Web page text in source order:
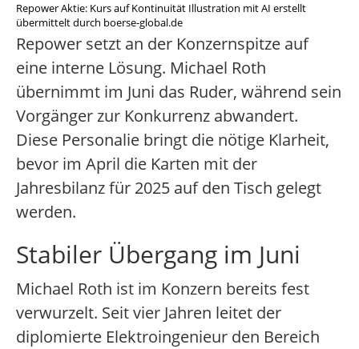
Repower Aktie: Kurs auf Kontinuität Illustration mit AI erstellt
übermittelt durch boerse-global.de
Repower setzt an der Konzernspitze auf
eine interne Lösung. Michael Roth
übernimmt im Juni das Ruder, während sein
Vorgänger zur Konkurrenz abwandert.
Diese Personalie bringt die nötige Klarheit,
bevor im April die Karten mit der
Jahresbilanz für 2025 auf den Tisch gelegt
werden.
Stabiler Übergang im Juni
Michael Roth ist im Konzern bereits fest
verwurzelt. Seit vier Jahren leitet der
diplomierte Elektroingenieur den Bereich